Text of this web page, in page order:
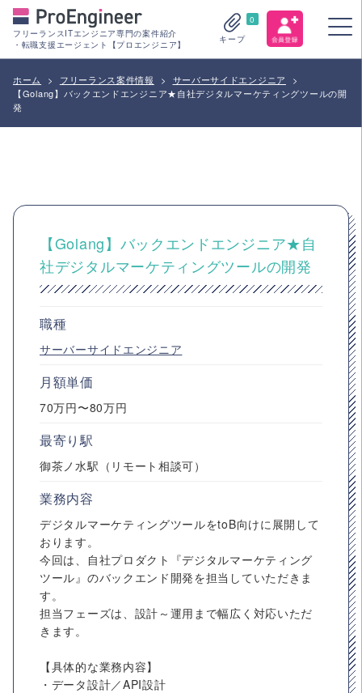
フリーランスITエンジニア専門の案件紹介
・転職支援エージェント【プロエンジニア】
0
キープ
ホーム > フリーランス案件情報 > サーバーサイドエンジニア
>
【Golang】バックエンドエンジニア★自社デジタルマーケティングツールの開
発
【Golang】バックエンドエンジニア★自
社デジタルマーケティングツールの開発
職種
サーバーサイドエンジニア
月額単価
70万円〜80万円
最寄り駅
御茶ノ水駅（リモート相談可）
業務内容
デジタルマーケティングツールをtoB向けに展開して
おります。
今回は、自社プロダクト『デジタルマーケティング
ツール』のバックエンド開発を担当していただきま
す。
担当フェーズは、設計～運用まで幅広く対応いただ
きます。
【具体的な業務内容】
・データ設計／API設計